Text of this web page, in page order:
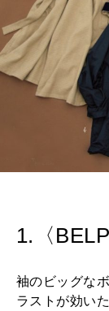
1.〈
袖のビッグな
ラストが効い